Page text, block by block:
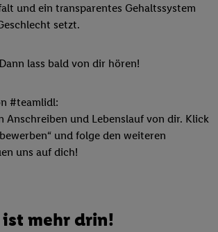
und ein transparentes Gehaltssystem
setzt.
lass bald von dir hören!
#teamlidl:
Anschreiben und Lebenslauf von dir. Klick
und folge den weiteren
uns auf dich!
ist mehr drin!